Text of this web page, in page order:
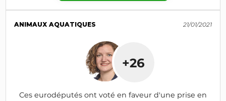
ANIMAUX AQUATIQUES 21/01/2021
+26
Ces eurodéputés ont voté en faveur d'une prise en